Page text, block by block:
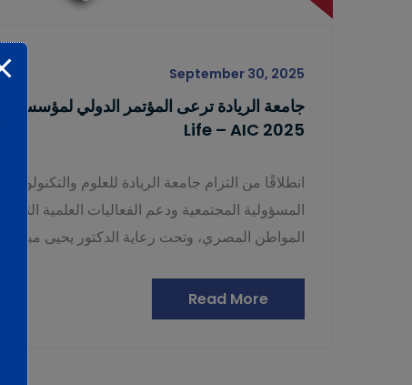
September 30, 2025
Life – AIC 2025
المسؤولية المجتمعية ودعم الفعاليات العلمية التي
المواطن المصري، وتحت رعاية الدكتور يحيى مبروك
Read More